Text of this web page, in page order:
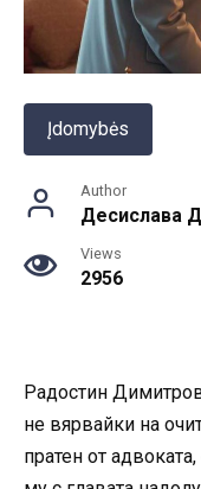
Įdomybės
Author
Десислава
Views
2956
Радостин
не вярвайки на
пратен от